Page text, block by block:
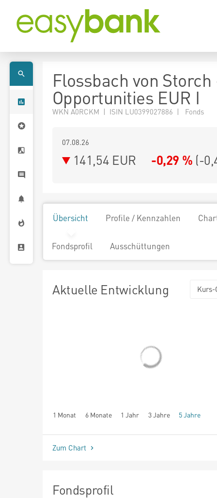
Flossbach von
Opportunities EUR I
WKN A0RCKM | ISIN LU0399027886 | Fonds
07.08.26
141,54 EUR -0,29 % (-
Übersicht Profile / Kennzahlen
Fondsprofil Ausschüttungen
Aktuelle Entwicklung Kurs-
1 Monat 6 Monate 1 Jahr 3 Jahre 5 Jahre
seit Beginn
Zum Chart
Fondsprofil